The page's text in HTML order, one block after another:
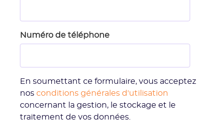
Numéro de téléphone
En soumettant ce formulaire, vous acceptez
nos conditions générales d'utilisation
concernant la gestion, le stockage et le
traitement de vos données.